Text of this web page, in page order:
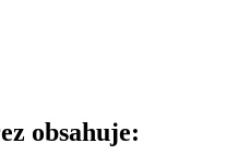
obsahuje: